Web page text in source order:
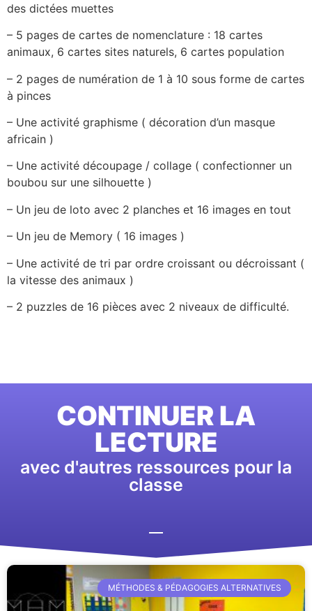
des dictées muettes
– 5 pages de cartes de nomenclature : 18 cartes
animaux, 6 cartes sites naturels, 6 cartes population
– 2 pages de numération de 1 à 10 sous forme de cartes
à pinces
– Une activité graphisme ( décoration d’un masque
africain )
– Une activité découpage / collage ( confectionner un
boubou sur une silhouette )
– Un jeu de loto avec 2 planches et 16 images en tout
– Un jeu de Memory ( 16 images )
– Une activité de tri par ordre croissant ou décroissant (
la vitesse des animaux )
– 2 puzzles de 16 pièces avec 2 niveaux de difficulté.
CONTINUER LA
LECTURE
avec d'autres ressources pour la
classe
MÉTHODES & PÉDAGOGIES ALTERNATIVES